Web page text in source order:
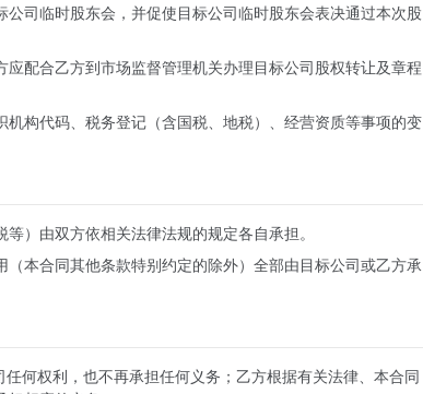
司临时股东会，并促使目标公司临时股东会表决通过本次股
配合乙方到市场监督管理机关办理目标公司股权转让及章程
构代码、税务登记（含国税、地税）、经营资质等事项的变
）由双方依相关法律法规的规定各自承担。
本合同其他条款特别约定的除外）全部由目标公司或乙方承
何权利，也不再承担任何义务；乙方根据有关法律、本合同